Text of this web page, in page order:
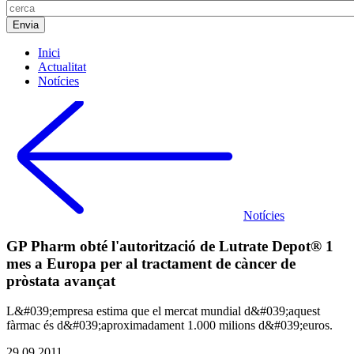
Inici
Actualitat
Notícies
Notícies
GP Pharm obté l'autorització de Lutrate Depot® 1
mes a Europa per al tractament de càncer de
pròstata avançat
L&#039;empresa estima que el mercat mundial d&#039;aquest
fàrmac és d&#039;aproximadament 1.000 milions d&#039;euros.